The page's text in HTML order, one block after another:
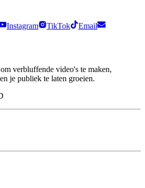
Instagram TikTok Email
verbluffende video's te maken,
je publiek te laten groeien.